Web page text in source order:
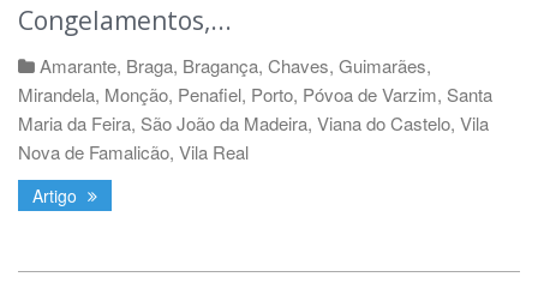
Congelamentos,...
Amarante, Braga, Bragança, Chaves, Guimarães,
Mirandela, Monção, Penafiel, Porto, Póvoa de Varzim, Santa
Maria da Feira, São João da Madeira, Viana do Castelo, Vila
Nova de Famalicão, Vila Real
Artigo